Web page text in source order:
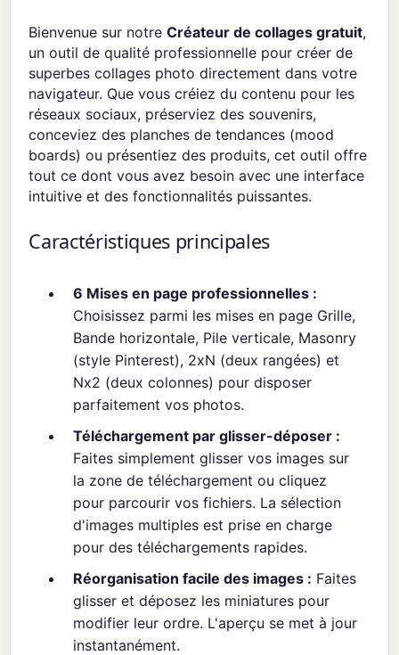
Bienvenue sur notreCréateur de collages gratuit,
un outil de qualité professionnelle pour créer de
superbes collages photo directement dans votre
navigateur. Que vous créiez du contenu pour les
réseaux sociaux, préserviez des souvenirs,
conceviez des planches de tendances (mood
boards) ou présentiez des produits, cet outil offre
tout ce dont vous avez besoin avec une interface
intuitive et des fonctionnalités puissantes.
Caractéristiques principales
6 Mises en page professionnelles :
Choisissez parmi les mises en page Grille,
Bande horizontale, Pile verticale, Masonry
(style Pinterest), 2xN (deux rangées) et
Nx2 (deux colonnes) pour disposer
parfaitement vos photos.
Téléchargement par glisser-déposer :
Faites simplement glisser vos images sur
la zone de téléchargement ou cliquez
pour parcourir vos fichiers. La sélection
d'images multiples est prise en charge
pour des téléchargements rapides.
Réorganisation facile des images : Faites
glisser et déposez les miniatures pour
modifier leur ordre. L'aperçu se met à jour
instantanément.